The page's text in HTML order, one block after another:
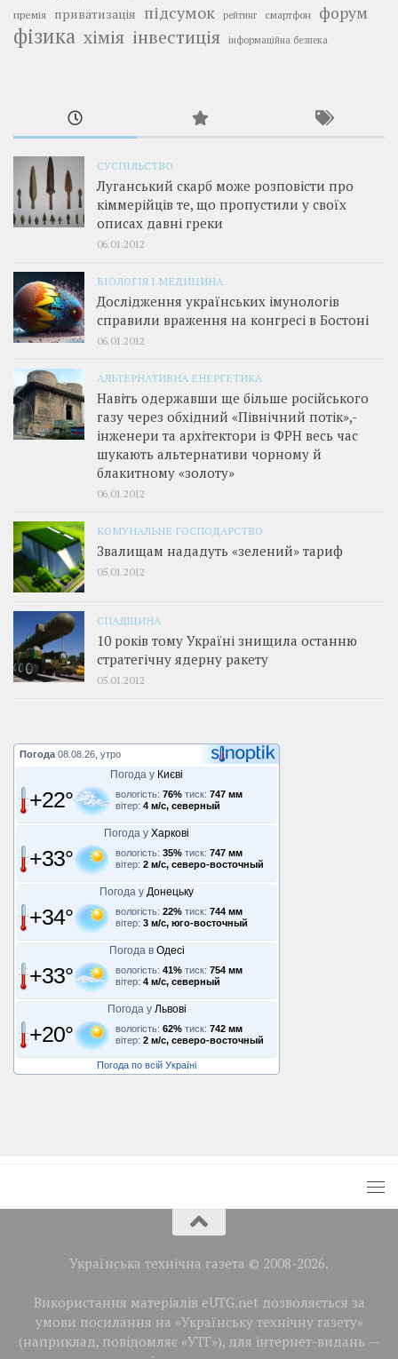
премія приватизація підсумок рейтинг смартфон форум
фізика хімія інвестиція інформаційна безпека
СУСПІЛЬСТВО
Луганський скарб може розповісти про
кіммерійців те, що пропустили у своїх
описах давні греки
06.01.2012
БІОЛОГІЯ І МЕДИЦИНА
Дослідження українських імунологів
справили враження на конгресі в Бостоні
06.01.2012
АЛЬТЕРНАТИВНА ЕНЕРГЕТИКА
Навіть одержавши ще більше російського
газу через обхідний «Північний потік»,­
інженери та архітектори із ФРН весь час
шукають альтернативи чорному й
блакитному «золоту»
06.01.2012
КОМУНАЛЬНЕ ГОСПОДАРСТВО
Звалищам нададуть «зелений» тариф
05.01.2012
СПАДЩИНА
10 років тому Україні знищила останню
стратегічну ядерну ракету
05.01.2012
Погода 08.08.26, утро
Погода у Києві
+22° вологість: 76% тиск: 747 мм
вітер: 4 м/с, северный
Погода у Харкові
+33° вологість: 35% тиск: 747 мм
вітер: 2 м/с, северо-восточный
Погода у Донецьку
+34° вологість: 22% тиск: 744 мм
вітер: 3 м/с, юго-восточный
Погода в Одесі
+33° вологість: 41% тиск: 754 мм
вітер: 4 м/с, северный
Погода у Львові
+20° вологість: 62% тиск: 742 мм
вітер: 2 м/с, северо-восточный
Погода по всій Україні
Українська технічна газета © 2008-2026.
Використання матеріалів eUTG.net дозволяється за
умови посилання на «Українську технічну газету»
(наприклад, повідомляє «УТГ»), для інтернет-видань —